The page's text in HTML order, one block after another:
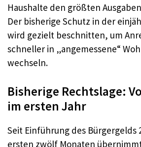
Haushalte den größten
Der bisherige Schutz in der
wird gezielt beschnitten, um
schneller in „angemessene“
wechseln.
Bisherige Rechtslage:
im ersten Jahr
Seit Einführung des Bürgergelds
ersten zwölf Monaten